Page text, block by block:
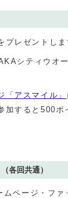
プレゼントしま
シティウオ
「アスマイル」
加すると500ポ
各回共通）
ページ・ファ